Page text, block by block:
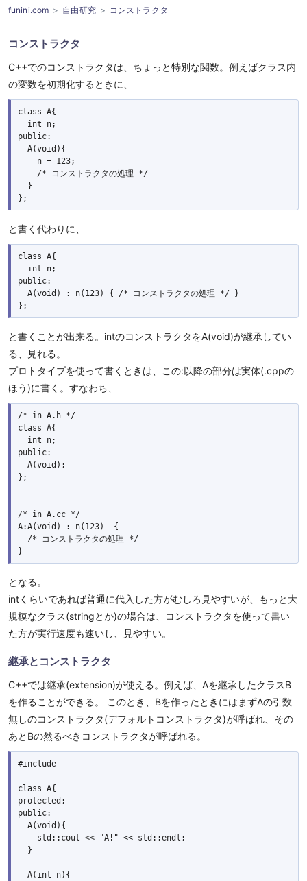
funini.com 自由研究 コンストラクタ
コンストラクタ
C++でのコンストラクタは、ちょっと特別な関数。例えばクラス内
の変数を初期化するときに、
class A{
  int n;
public:
  A(void){
    n = 123;
    /* コンストラクタの処理 */
  }
と書く代わりに、
class A{
  int n;
public:
  A(void) : n(123) { /* コンストラクタの処理 */ }
と書くことが出来る。intのコンストラクタをA(void)が継承してい
る、見れる。
プロトタイプを使って書くときは、この:以降の部分は実体(.cppの
ほう)に書く。すなわち、
/* in A.h */
class A{
  int n;
public:
  A(void);
};
/* in A.cc */
A:A(void) : n(123)  {
  /* コンストラクタの処理 */
となる。
intくらいであれば普通に代入した方がむしろ見やすいが、もっと大
規模なクラス(stringとか)の場合は、コンストラクタを使って書い
た方が実行速度も速いし、見やすい。
継承とコンストラクタ
C++では継承(extension)が使える。例えば、Aを継承したクラスB
を作ることができる。 このとき、Bを作ったときにはまずAの引数
無しのコンストラクタ(デフォルトコンストラクタ)が呼ばれ、その
あとBの然るべきコンストラクタが呼ばれる。
#include
class A{
protected;
public:
  A(void){
    std::cout << "A!" << std::endl;
  }
  A(int n){